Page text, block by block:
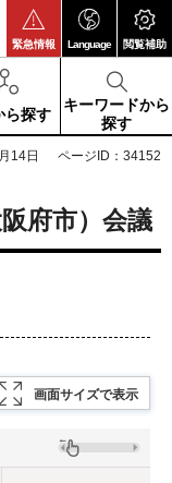
緊急情報 Language 閲覧補助
ら探す
キーワードから
探す
14日 ページID：34152
府市）会議
画面サイズで表示